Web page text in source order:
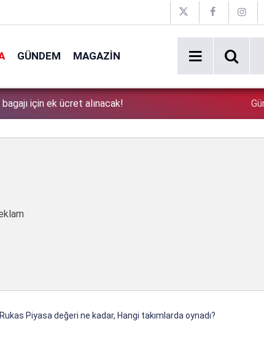
GÜNDEM MAGAZIN
için ek ücret alınacak! Trafik
Piyasa değeri ne kadar, Hangi takımlarda oynadı?